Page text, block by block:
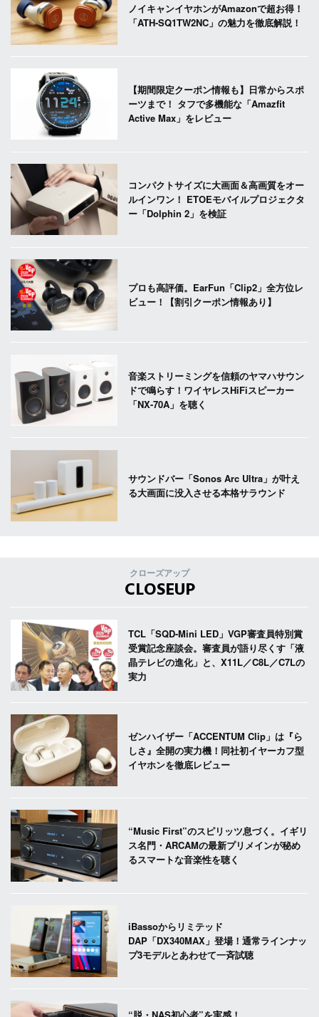
ノイキャンイヤホンがAmazonで超お得！
「ATH-SQ1TW2NC」の魅力を徹底解説！
【期間限定クーポン情報も】日常からスポ
ーツまで！ タフで多機能な「Amazfit
Active Max」をレビュー
コンパクトサイズに大画面＆高画質をオー
ルインワン！ ETOEモバイルプロジェクタ
ー「Dolphin 2」を検証
プロも高評価。EarFun「Clip2」全方位レ
ビュー！【割引クーポン情報あり】
音楽ストリーミングを信頼のヤマハサウン
ドで鳴らす！ワイヤレスHiFiスピーカー
「NX-70A」を聴く
サウンドバー「Sonos Arc Ultra」が叶え
る大画面に没入させる本格サラウンド
クローズアップ
CLOSEUP
TCL「SQD-Mini LED」VGP審査員特別賞
受賞記念座談会。審査員が語り尽くす「液
晶テレビの進化」と、X11L／C8L／C7Lの
実力
ゼンハイザー「ACCENTUM Clip」は『ら
しさ』全開の実力機！同社初イヤーカフ型
イヤホンを徹底レビュー
“Music First”のスピリッツ息づく。イギリ
ス名門・ARCAMの最新プリメインが秘め
るスマートな音楽性を聴く
iBassoからリミテッド
DAP「DX340MAX」登場！通常ラインナッ
プ3モデルとあわせて一斉試聴